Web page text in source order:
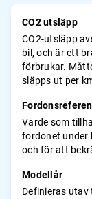
CO2 utsläpp
CO2-utsläpp
bil, och är ett
förbrukar.
släpps ut per
Värde som
fordonet under
och för att
Modellår
Definieras utav